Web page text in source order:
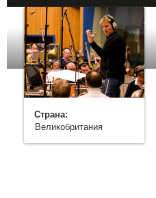
Страна:
Великобритания